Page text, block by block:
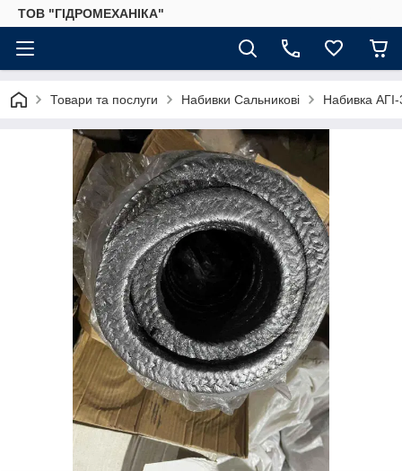
ТОВ "ГІДРОМЕХАНІКА"
Товари та послуги Набивки Сальникові Набивка